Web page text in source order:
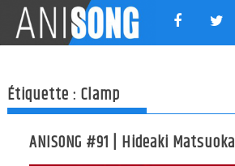
content
Étiquette :Clamp
ANISONG #91 | Hideaki Matsuoka